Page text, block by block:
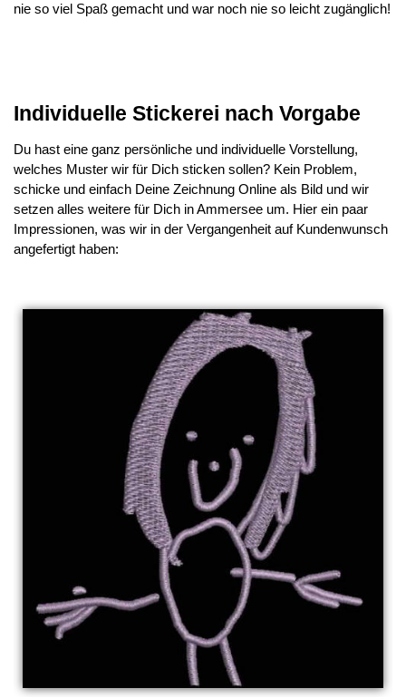
nie so viel Spaß gemacht und war noch nie so leicht zugänglich!
Individuelle Stickerei nach Vorgabe
Du hast eine ganz persönliche und individuelle Vorstellung,
welches Muster wir für Dich sticken sollen? Kein Problem,
schicke und einfach Deine Zeichnung Online als Bild und wir
setzen alles weitere für Dich in Ammersee um. Hier ein paar
Impressionen, was wir in der Vergangenheit auf Kundenwunsch
angefertigt haben: